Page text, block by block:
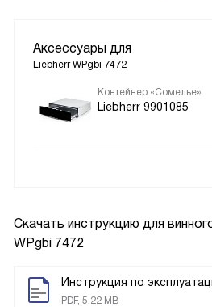
Скачать инструкцию для
WPgbi 7472
Инструкция по
PDF, 5.22 MB
Аксессуары для
Liebherr WPgbi 7472
Контейнер «Сомелье»
Liebherr 9901085